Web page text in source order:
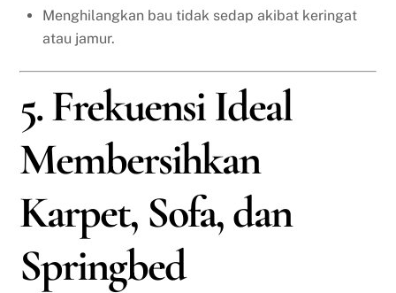
Menghilangkan bau tidak sedap akibat keringat
atau jamur.
5. Frekuensi Ideal
Membersihkan
Karpet, Sofa, dan
Springbed